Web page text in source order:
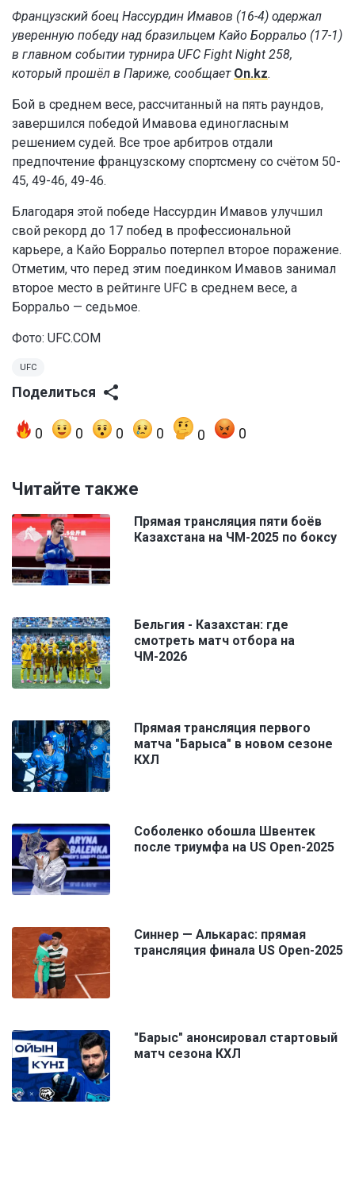
Французский боец Нассурдин Имавов (16-4) одержал
уверенную победу над бразильцем Кайо Борральо (17-1)
в главном событии турнира UFC Fight Night 258,
который прошёл в Париже, сообщает On.kz.
Бой в среднем весе, рассчитанный на пять раундов,
завершился победой Имавова единогласным
решением судей. Все трое арбитров отдали
предпочтение французскому спортсмену со счётом 50-
45, 49-46, 49-46.
Благодаря этой победе Нассурдин Имавов улучшил
свой рекорд до 17 побед в профессиональной
карьере, а Кайо Борральо потерпел второе поражение.
Отметим, что перед этим поединком Имавов занимал
второе место в рейтинге UFC в среднем весе, а
Борральо — седьмое.
Фото: UFC.COM
UFC
Поделиться
0 0 0 0 0 0
Читайте также
Прямая трансляция пяти боёв
Казахстана на ЧМ-2025 по боксу
Бельгия - Казахстан: где
смотреть матч отбора на
ЧМ-2026
Прямая трансляция первого
матча "Барыса" в новом сезоне
КХЛ
Соболенко обошла Швентек
после триумфа на US Open-2025
Синнер — Алькарас: прямая
трансляция финала US Open-2025
"Барыс" анонсировал стартовый
матч сезона КХЛ